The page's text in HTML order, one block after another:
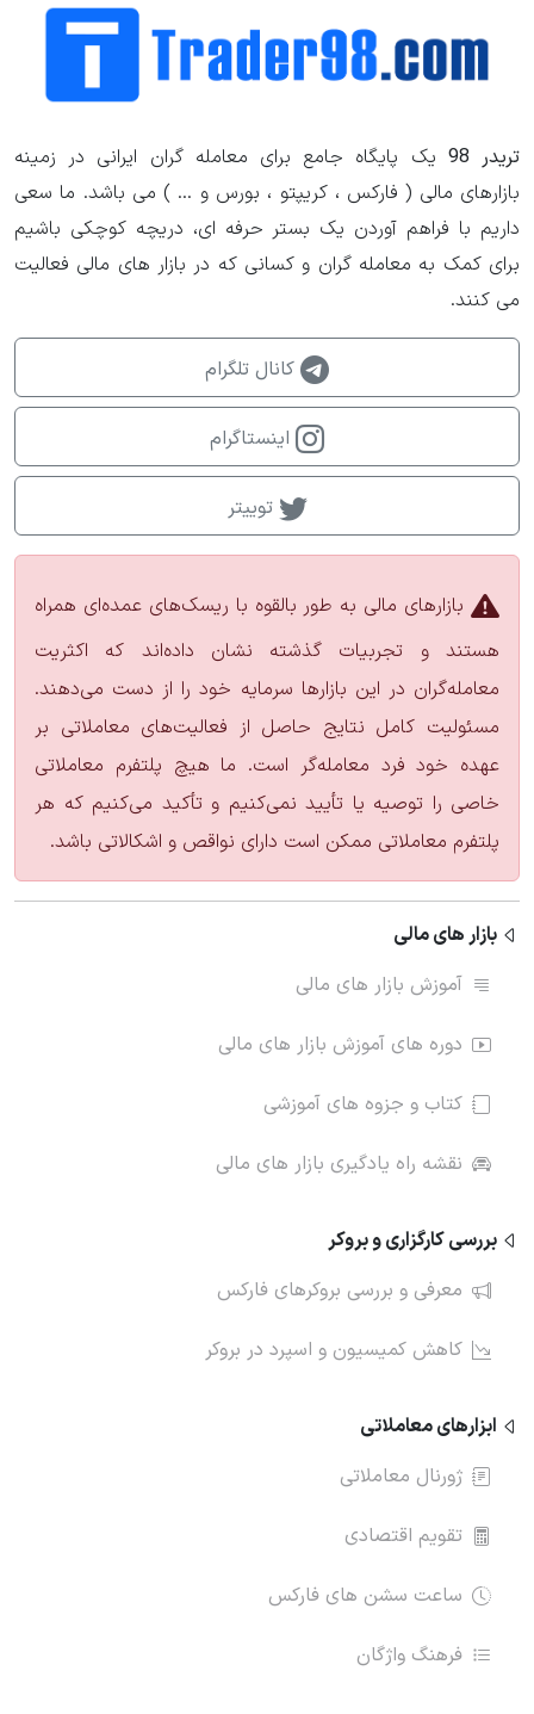
تریدر 98
یک پایگاه جامع برای معامله گران ایرانی در زمینه
بازارهای مالی ( فارکس ، کریپتو ، بورس و ... ) می باشد. ما سعی
داریم با فراهم آوردن یک بستر حرفه ای، دریچه کوچکی باشیم
برای کمک به معامله گران و کسانی که در بازار های مالی فعالیت
می کنند.
کانال تلگرام
اینستاگرام
توییتر
بازارهای مالی به طور بالقوه با ریسک‌های عمده‌ای همراه
هستند و تجربیات گذشته نشان داده‌اند که اکثریت
معامله‌گران در این بازارها سرمایه خود را از دست می‌دهند.
مسئولیت کامل نتایج حاصل از فعالیت‌های معاملاتی بر
عهده خود فرد معامله‌گر است. ما هیچ پلتفرم معاملاتی
خاصی را توصیه یا تأیید نمی‌کنیم و تأکید می‌کنیم که هر
پلتفرم معاملاتی ممکن است دارای نواقص و اشکالاتی باشد.
بازار های مالی
آموزش بازار های مالی
دوره های آموزش بازار های مالی
کتاب و جزوه های آموزشی
نقشه راه یادگیری بازار های مالی
بررسی کارگزاری و بروکر
معرفی و بررسی بروکرهای فارکس
کاهش کمیسیون و اسپرد در بروکر
ابزارهای معاملاتی
ژورنال معاملاتی
تقویم اقتصادی
ساعت سشن های فارکس
فرهنگ واژگان